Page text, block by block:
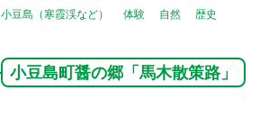
小豆島（寒霞渓など） 体験 自然 歴史
小豆島町醤の郷「馬木散策路」